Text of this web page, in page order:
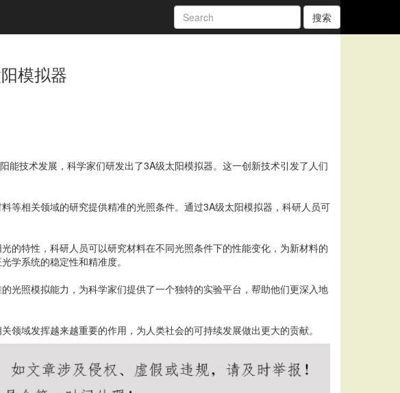
搜索
模拟器
技术发展，科学家们研发出了3A级太阳模拟器。这一创新技术引发了人们
等相关领域的研究提供精准的光照条件。通过3A级太阳模拟器，科研人员可
的特性，科研人员可以研究材料在不同光照条件下的性能变化，为新材料的
学系统的稳定性和精准度。
光照模拟能力，为科学家们提供了一个独特的实验平台，帮助他们更深入地
域发挥越来越重要的作用，为人类社会的可持续发展做出更大的贡献。